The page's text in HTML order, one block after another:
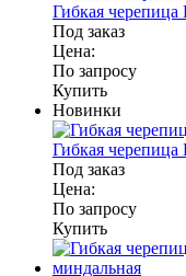
Гибкая
Под заказ
Цена:
По запросу
Купить
Новинки
Гибкая
Под заказ
Цена:
По запросу
Купить